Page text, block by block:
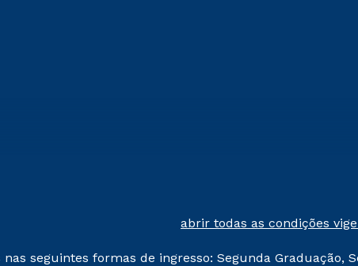
abrir todas as condições
seguintes formas de ingresso: Segunda Graduação,